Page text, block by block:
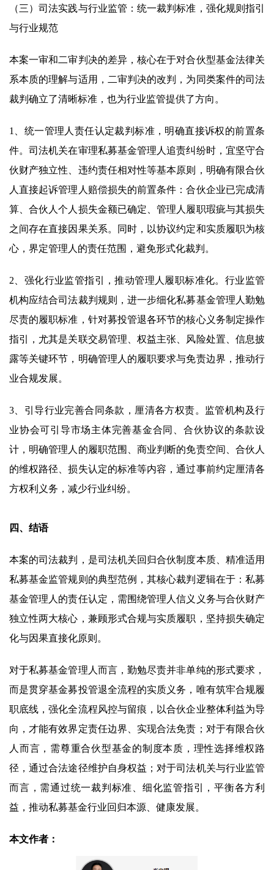
（三）司法实践与行业监管：统一裁判标准，强化规则指引
与行业规范
本案一审和二审判决的差异，核心在于对合伙型基金法律关
系本质的理解与适用，二审判决的改判，为同类案件的司法
裁判确立了清晰标准，也为行业监管提供了方向。
1、统一管理人责任认定裁判标准，明确直接诉权的前置条
件。司法机关在审理私募基金管理人追责纠纷时，宜坚守合
伙财产独立性、违约责任相对性等基本原则，明确有限合伙
人直接起诉管理人赔偿损失的前置条件：合伙企业已完成清
算、合伙人个人损失金额已确定、管理人履职瑕疵与其损失
之间存在直接因果关系。同时，以协议约定和实质履职为核
心，界定管理人的责任范围，避免形式化裁判。
2、强化行业监管指引，推动管理人履职标准化。行业监管
机构应结合司法裁判规则，进一步细化私募基金管理人勤勉
尽责的履职标准，针对募投管退各环节的核心义务制定操作
指引，尤其是关联交易管理、权益主张、风险处置、信息披
露等关键环节，明确管理人的履职要求与免责边界，推动行
业合规发展。
3、引导行业完善合同条款，厘清各方权责。监管机构及行
业协会可引导市场主体完善基金合同、合伙协议的条款设
计，明确管理人的履职范围、商业判断的免责空间、合伙人
的维权路径、损失认定的标准等内容，通过事前约定厘清各
方权利义务，减少行业纠纷。
四、结语
本案的司法裁判，是司法机关回归合伙制度本质、精准适用
私募基金监管规则的典型范例，其核心裁判逻辑在于：私募
基金管理人的责任认定，需围绕管理人信义义务与合伙财产
独立性两大核心，兼顾形式合规与实质履职，坚持损失确定
化与因果直接化原则。
对于私募基金管理人而言，勤勉尽责并非单纯的形式要求，
而是贯穿基金募投管退全流程的实质义务，唯有筑牢合规履
职底线，强化全流程风控与留痕，以合伙企业整体利益为导
向，才能有效界定责任边界、实现合法免责；对于有限合伙
人而言，需尊重合伙型基金的制度本质，理性选择维权路
径，通过合法途径维护自身权益；对于司法机关与行业监管
而言，需通过统一裁判标准、细化监管指引，平衡各方利
益，推动私募基金行业回归本源、健康发展。
本文作者：